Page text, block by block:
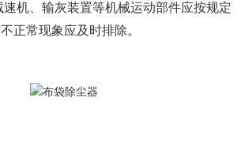
机、输灰装置等机械运动部件应按规定
正常现象应及时排除。